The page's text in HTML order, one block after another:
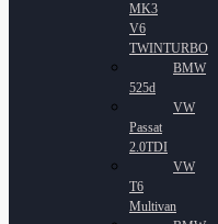
MK3
V6
TWINTURBO
BMW
525d
VW
Passat
2.0TDI
VW
T6
Multivan